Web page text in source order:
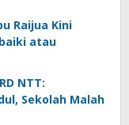
Raijua Kini
atau
NTT:
Sekolah Malah